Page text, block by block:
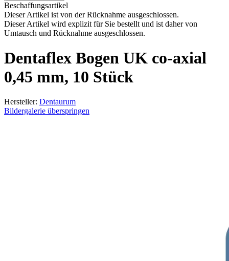
Beschaffungsartikel
Dieser Artikel ist von der Rücknahme ausgeschlossen.
Dieser Artikel wird explizit für Sie bestellt und ist daher von
Umtausch und Rücknahme ausgeschlossen.
Dentaflex Bogen UK co-axial
0,45 mm, 10 Stück
Hersteller: Dentaurum
Bildergalerie überspringen